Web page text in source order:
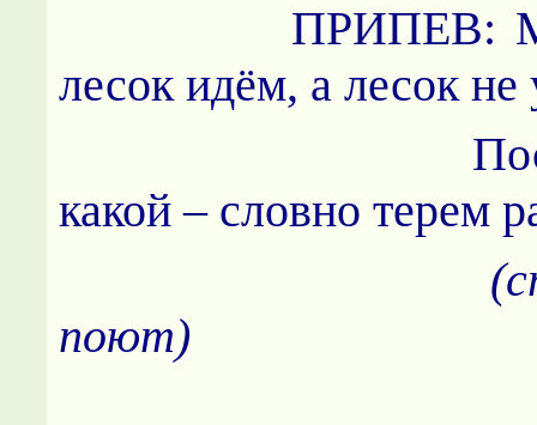
ПРИПЕВ: Мы с
лесок идём, а лесок не
какой – словно терем
поют)